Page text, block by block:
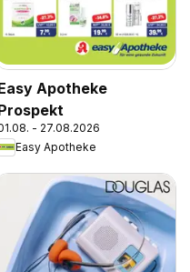
Apotheke
- 27.08.2026
Easy Apotheke